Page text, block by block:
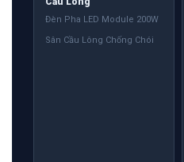
Đèn Pha LED Module 200W
Sân Cầu Lông Chống Chói